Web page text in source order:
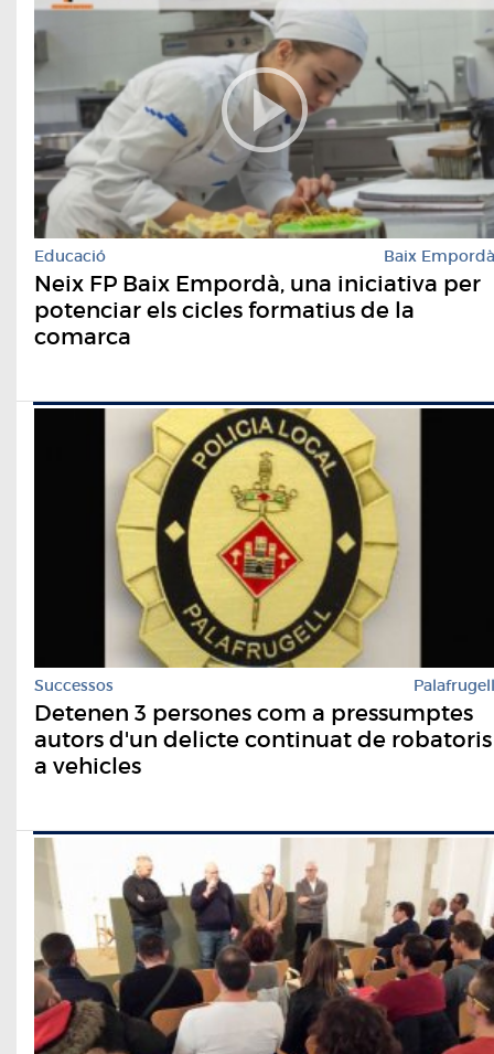
Educació Baix Empordà
Neix FP Baix Empordà, una iniciativa per
potenciar els cicles formatius de la
comarca
Successos Palafrugell
Detenen 3 persones com a pressumptes
autors d'un delicte continuat de robatoris
a vehicles